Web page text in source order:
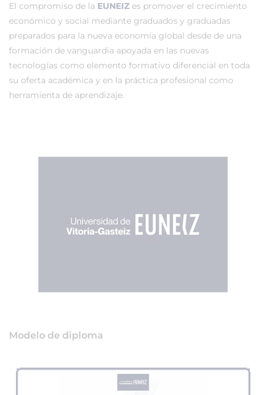
El compromiso de la EUNEIZ es promover el crecimiento
económico y social mediante graduados y graduadas
preparados para la nueva economía global desde de una
formación de vanguardia apoyada en las nuevas
tecnologías como elemento formativo diferencial en toda
su oferta académica y en la práctica profesional como
herramienta de aprendizaje.
Modelo de diploma